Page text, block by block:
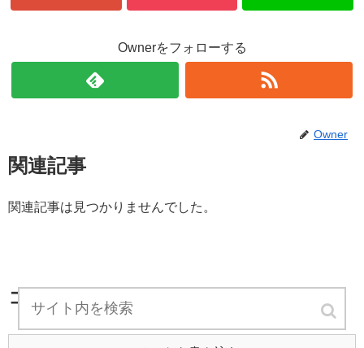
Ownerをフォローする
Owner
関連記事
関連記事は見つかりませんでした。
コメント